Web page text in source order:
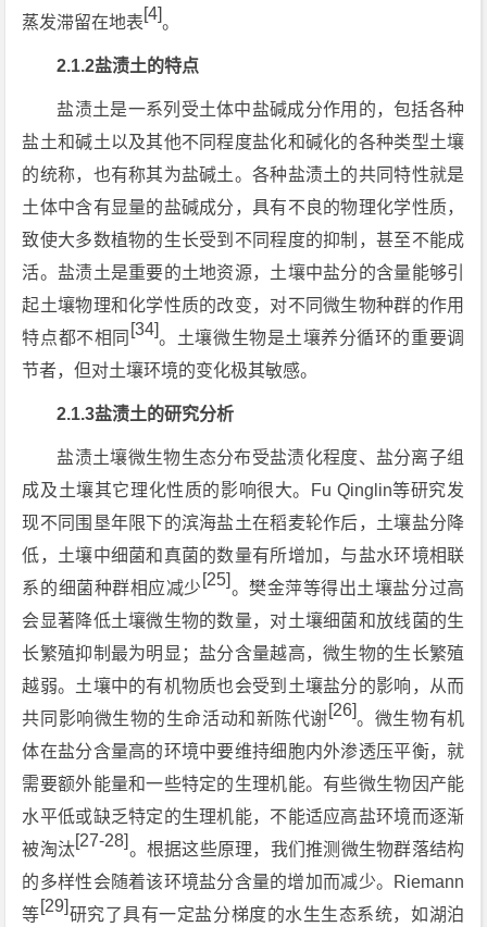
蒸发滞留在地表[4]。
2.1.2盐渍土的特点
盐渍土是一系列受土体中盐碱成分作用的，包括各种
盐土和碱土以及其他不同程度盐化和碱化的各种类型土壤
的统称，也有称其为盐碱土。各种盐渍土的共同特性就是
土体中含有显量的盐碱成分，具有不良的物理化学性质，
致使大多数植物的生长受到不同程度的抑制，甚至不能成
活。盐渍土是重要的土地资源，土壤中盐分的含量能够引
起土壤物理和化学性质的改变，对不同微生物种群的作用
特点都不相同 [34]。土壤微生物是土壤养分循环的重要调
节者，但对土壤环境的变化极其敏感。
2.1.3盐渍土的研究分析
盐渍土壤微生物生态分布受盐渍化程度、盐分离子组
成及土壤其它理化性质的影响很大。Fu Qinglin等研究发
现不同围垦年限下的滨海盐土在稻麦轮作后，土壤盐分降
低，土壤中细菌和真菌的数量有所增加，与盐水环境相联
系的细菌种群相应减少 [25]。樊金萍等得出土壤盐分过高
会显著降低土壤微生物的数量，对土壤细菌和放线菌的生
长繁殖抑制最为明显；盐分含量越高，微生物的生长繁殖
越弱。土壤中的有机物质也会受到土壤盐分的影响，从而
共同影响微生物的生命活动和新陈代谢[26]。微生物有机
体在盐分含量高的环境中要维持细胞内外渗透压平衡，就
需要额外能量和一些特定的生理机能。有些微生物因产能
水平低或缺乏特定的生理机能，不能适应高盐环境而逐渐
被淘汰[27-28]。根据这些原理，我们推测微生物群落结构
的多样性会随着该环境盐分含量的增加而减少。Riemann
等[29]研究了具有一定盐分梯度的水生生态系统，如湖泊